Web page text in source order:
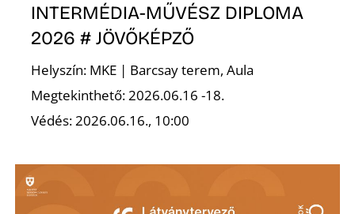
INTERMÉDIA-MŰVÉSZ DIPLOMA
2026 # JÖVŐKÉPZŐ
Helyszín: MKE | Barcsay terem, Aula
Megtekinthető: 2026.06.16 -18.
Védés: 2026.06.16., 10:00